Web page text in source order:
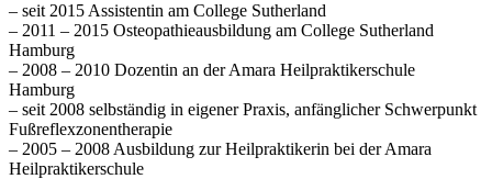
– seit 2015 Assistentin am College Sutherland
– 2011 – 2015 Osteopathieausbildung am College Sutherland
Hamburg
– 2008 – 2010 Dozentin an der Amara Heilpraktikerschule
Hamburg
– seit 2008 selbständig in eigener Praxis, anfänglicher Schwerpunkt
Fußreflexzonentherapie
– 2005 – 2008 Ausbildung zur Heilpraktikerin bei der Amara
Heilpraktikerschule